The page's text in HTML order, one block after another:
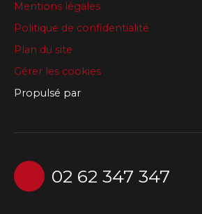
Mentions légales
Politique de confidentialité
Plan du site
Gérer les cookies
Propulsé par
02 62 347 347